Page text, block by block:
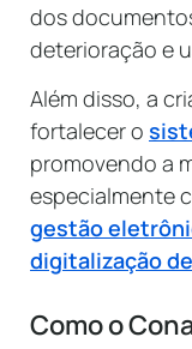
dos
deterioração e
Além disso, a
fortalecer o
promovendo a
especialmente
gestão
digitalização
Como o